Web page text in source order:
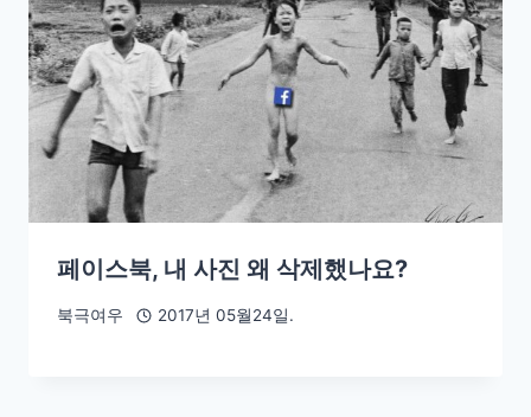
페이스북, 내 사진 왜 삭제했나요?
북극여우 2017년 05월24일.